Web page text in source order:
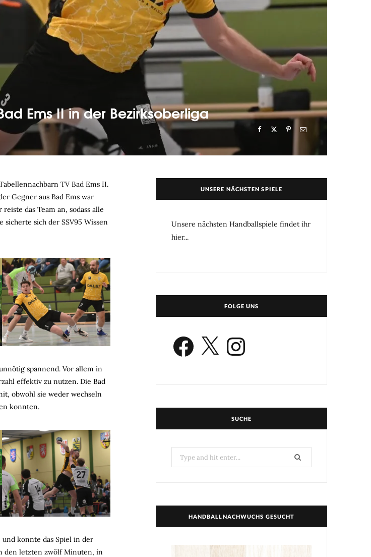
Ems II in der Bezirksoberliga
TV Bad Ems II.
Gegner aus Bad Ems war
das Team an, sodass alle
sich der SSV95 Wissen
spannend. Vor allem in
effektiv zu nutzen. Die Bad
obwohl sie weder wechseln
konnten.
und konnte das Spiel in der
den letzten zwölf Minuten, in
UNSERE NÄCHSTEN SPIELE
Unsere nächsten Handballspiele findet ihr
hier...
FOLGE UNS
Facebook Instagram
SUCHE
Search
for:
HANDBALLNACHWUCHS GESUCHT